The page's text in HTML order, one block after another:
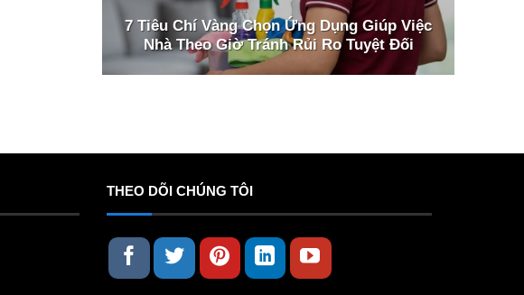
7 Tiêu Chí Vàng Chọn Ứng Dụng Giúp Việc
Nhà Theo Giờ Tránh Rủi Ro Tuyệt Đối
THEO DÕI CHÚNG TÔI